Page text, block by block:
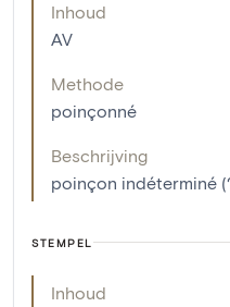
Inhoud
AV
Methode
poinçonné
Beschrijving
poinçon indéterminé
STEMPEL
Inhoud